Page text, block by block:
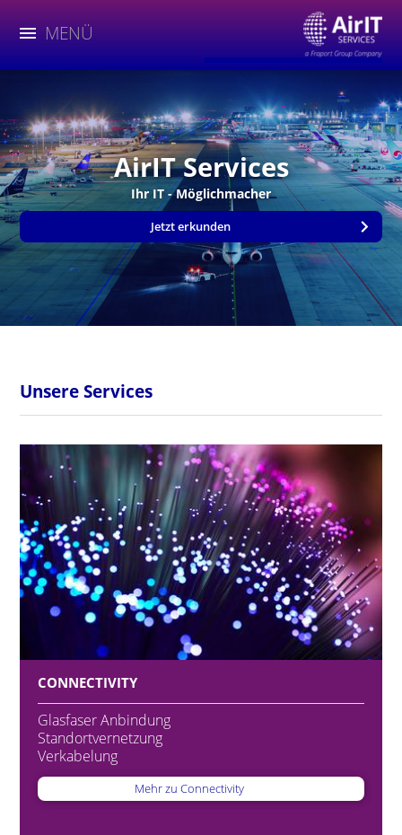
MENÜ
AirIT Services
Ihr IT - Möglichmacher
Jetzt erkunden
Unsere Services
CONNECTIVITY
Glasfaser Anbindung
Standortvernetzung
Verkabelung
Mehr zu Connectivity